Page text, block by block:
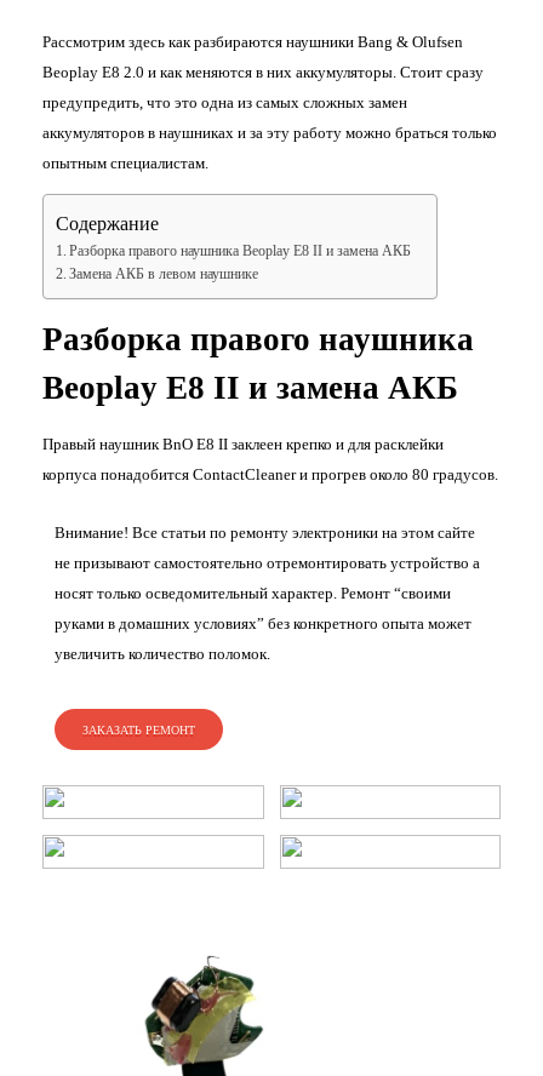
Рассмотрим здесь как разбираются наушники Bang & Olufsen
Beoplay E8 2.0 и как меняются в них аккумуляторы. Стоит сразу
предупредить, что это одна из самых сложных замен
аккумуляторов в наушниках и за эту работу можно браться только
опытным специалистам.
Содержание
Разборка правого наушника Beoplay E8 II и замена АКБ
Замена АКБ в левом наушнике
Разборка правого наушника
Beoplay E8 II и замена АКБ
Правый наушник BnO E8 II заклеен крепко и для расклейки
корпуса понадобится ContactCleaner и прогрев около 80 градусов.
Внимание! Все статьи по ремонту электроники на этом сайте
не призывают самостоятельно отремонтировать устройство а
носят только осведомительный характер. Ремонт “своими
руками в домашних условиях” без конкретного опыта может
увеличить количество поломок.
ЗАКАЗАТЬ РЕМОНТ